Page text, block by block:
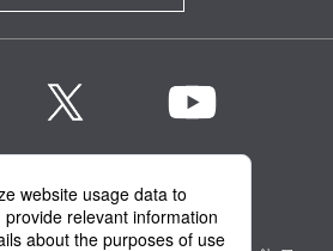
KENWOOD Global